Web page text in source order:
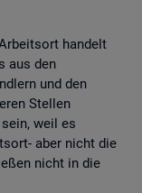
handelt
aus den
und den
Stellen
weil es
aber nicht die
nicht in die